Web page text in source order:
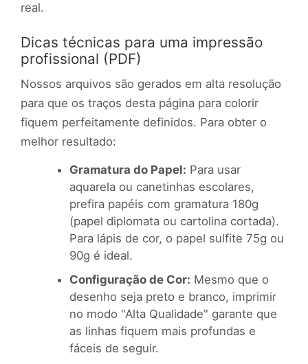
real.
Dicas técnicas para uma impressão
profissional (PDF)
Nossos arquivos são gerados em alta resolução
para que os traços desta página para colorir
fiquem perfeitamente definidos. Para obter o
melhor resultado:
Gramatura do Papel: Para usar
aquarela ou canetinhas escolares,
prefira papéis com gramatura 180g
(papel diplomata ou cartolina cortada).
Para lápis de cor, o papel sulfite 75g ou
90g é ideal.
Configuração de Cor: Mesmo que o
desenho seja preto e branco, imprimir
no modo "Alta Qualidade" garante que
as linhas fiquem mais profundas e
fáceis de seguir.